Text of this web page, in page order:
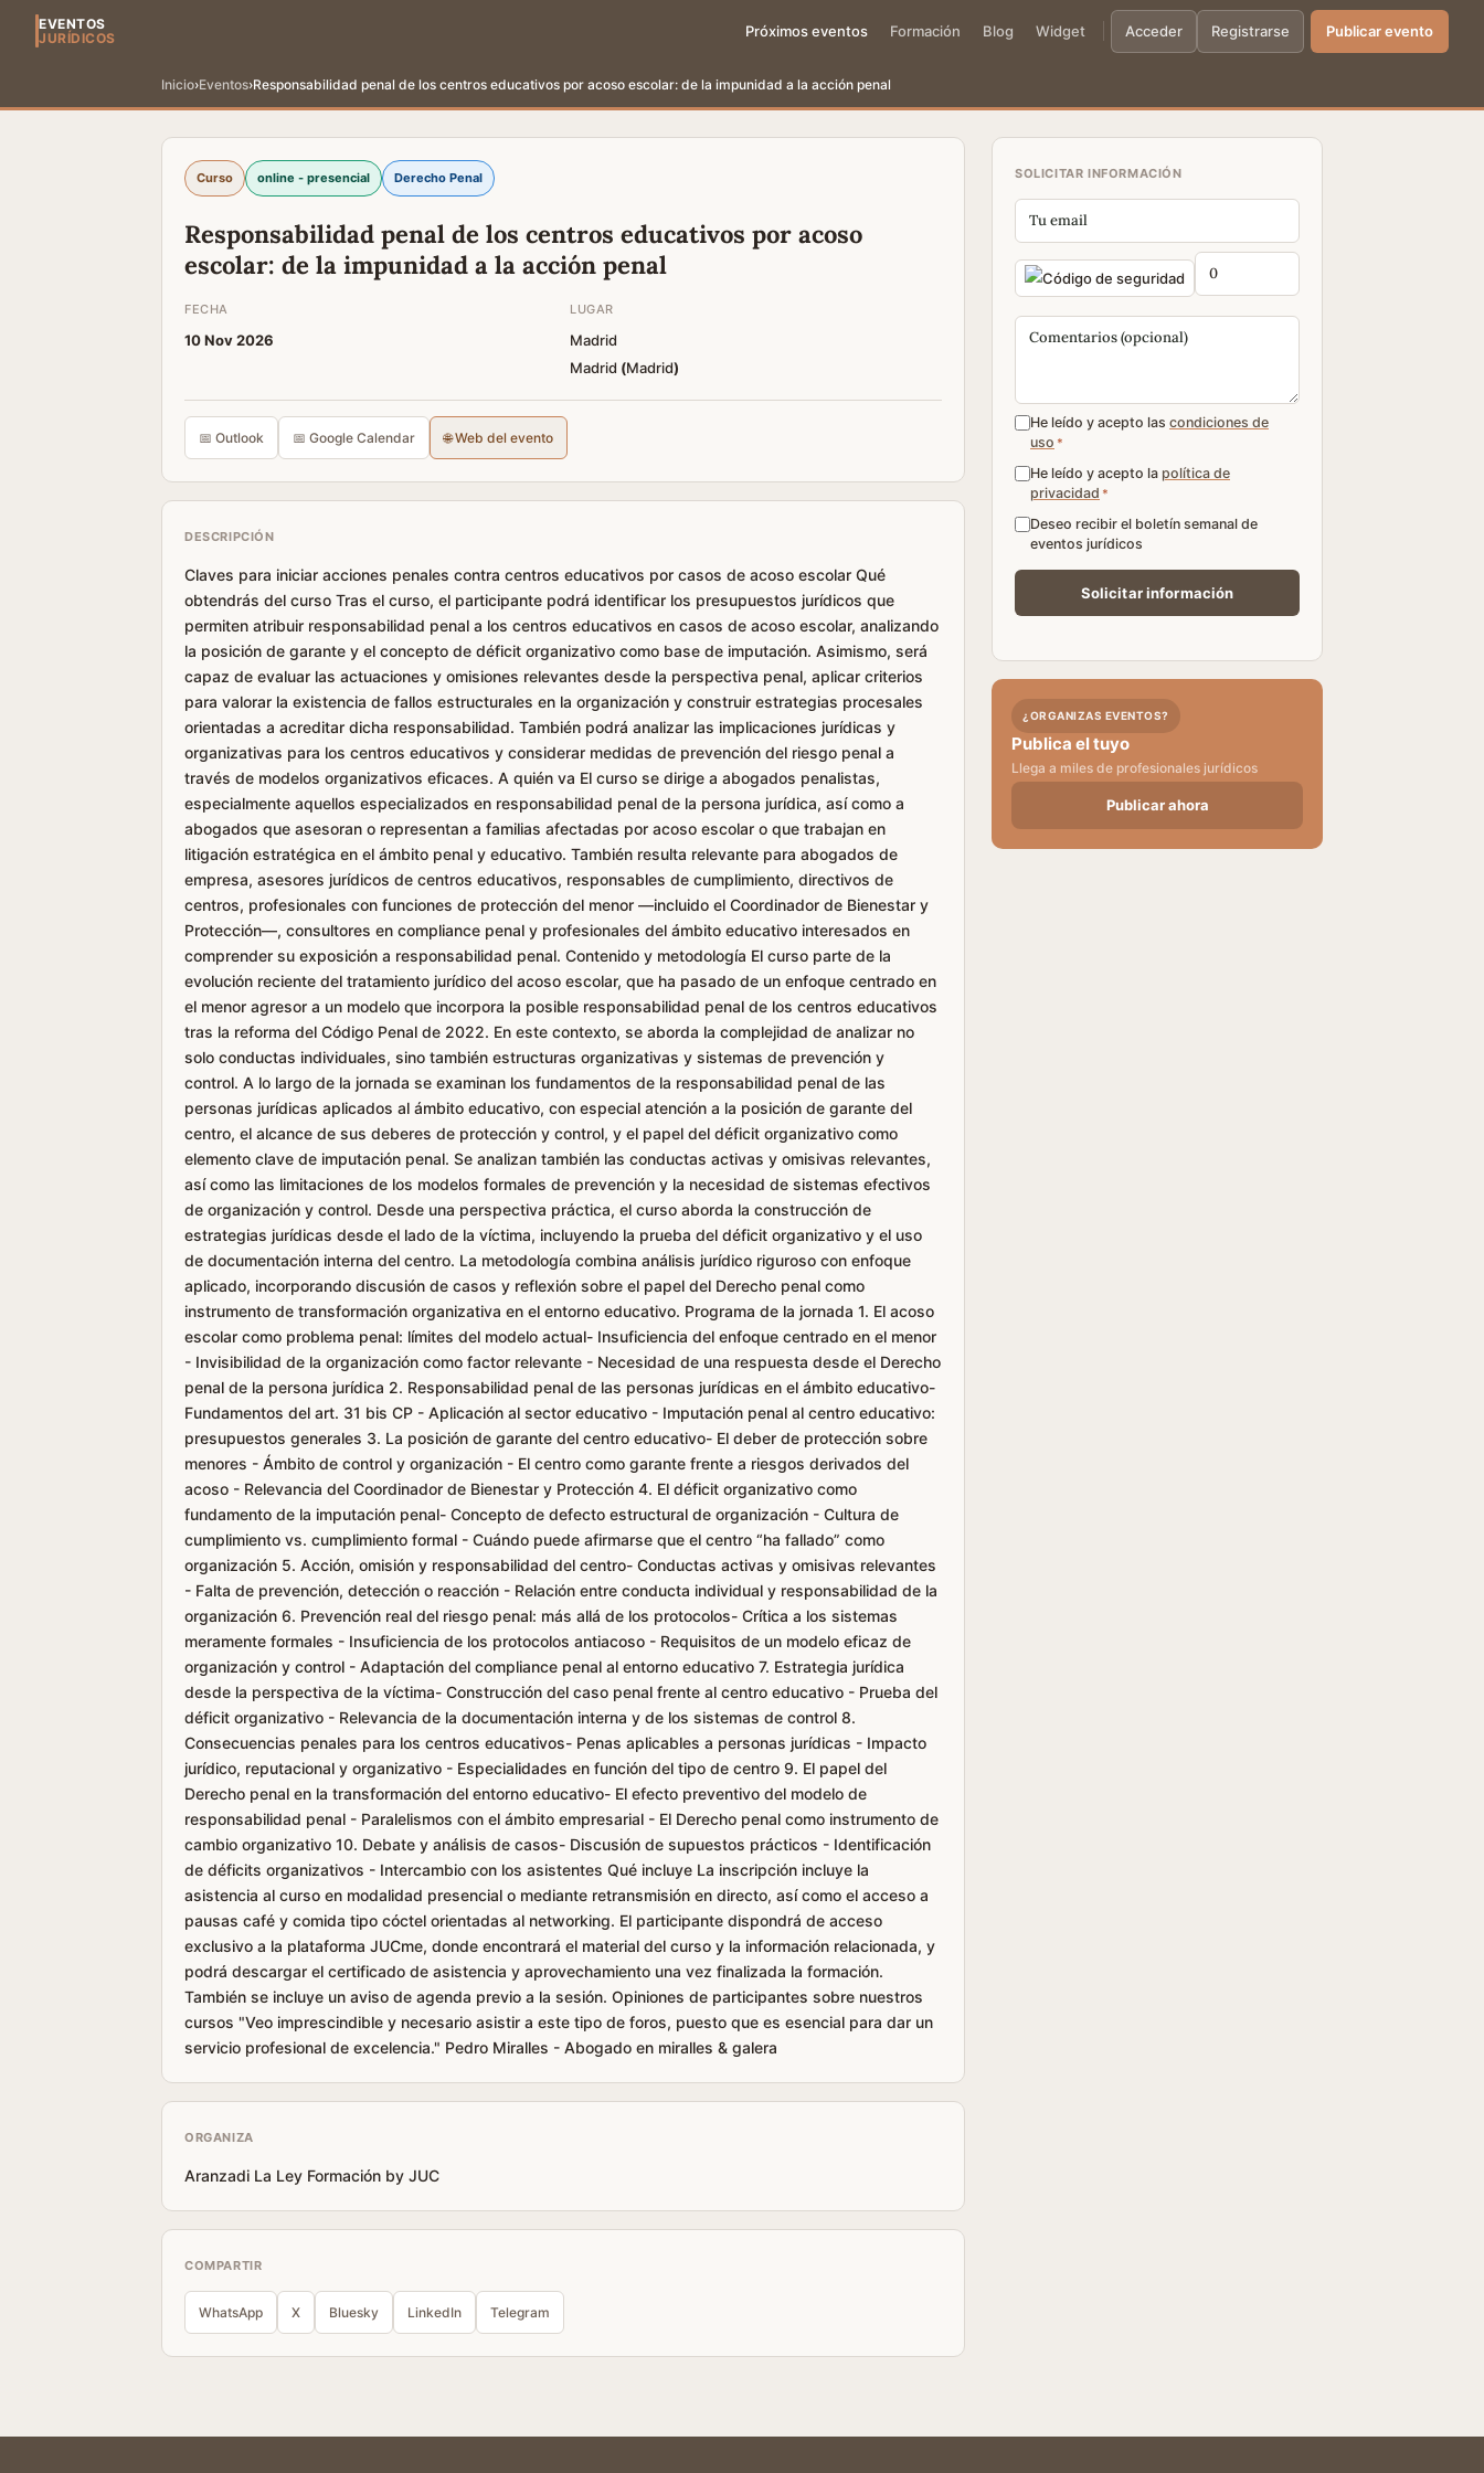
EVENTOS
JURÍDICOS
Próximos eventos Formación Blog Widget Acceder Registrarse Publicar evento
Inicio›Eventos›Responsabilidad penal de los centros educativos por acoso escolar: de la impunidad a la acción penal
Curso online - presencial Derecho Penal
Responsabilidad penal de los centros educativos por acoso
escolar: de la impunidad a la acción penal
FECHA
10 Nov 2026
LUGAR
Madrid
Madrid (Madrid)
📅 Outlook 📅 Google Calendar 🌐 Web del evento
DESCRIPCIÓN
Claves para iniciar acciones penales contra centros educativos por casos de acoso escolar Qué
obtendrás del curso Tras el curso, el participante podrá identificar los presupuestos jurídicos que
permiten atribuir responsabilidad penal a los centros educativos en casos de acoso escolar, analizando
la posición de garante y el concepto de déficit organizativo como base de imputación. Asimismo, será
capaz de evaluar las actuaciones y omisiones relevantes desde la perspectiva penal, aplicar criterios
para valorar la existencia de fallos estructurales en la organización y construir estrategias procesales
orientadas a acreditar dicha responsabilidad. También podrá analizar las implicaciones jurídicas y
organizativas para los centros educativos y considerar medidas de prevención del riesgo penal a
través de modelos organizativos eficaces. A quién va El curso se dirige a abogados penalistas,
especialmente aquellos especializados en responsabilidad penal de la persona jurídica, así como a
abogados que asesoran o representan a familias afectadas por acoso escolar o que trabajan en
litigación estratégica en el ámbito penal y educativo. También resulta relevante para abogados de
empresa, asesores jurídicos de centros educativos, responsables de cumplimiento, directivos de
centros, profesionales con funciones de protección del menor —incluido el Coordinador de Bienestar y
Protección—, consultores en compliance penal y profesionales del ámbito educativo interesados en
comprender su exposición a responsabilidad penal. Contenido y metodología El curso parte de la
evolución reciente del tratamiento jurídico del acoso escolar, que ha pasado de un enfoque centrado en
el menor agresor a un modelo que incorpora la posible responsabilidad penal de los centros educativos
tras la reforma del Código Penal de 2022. En este contexto, se aborda la complejidad de analizar no
solo conductas individuales, sino también estructuras organizativas y sistemas de prevención y
control. A lo largo de la jornada se examinan los fundamentos de la responsabilidad penal de las
personas jurídicas aplicados al ámbito educativo, con especial atención a la posición de garante del
centro, el alcance de sus deberes de protección y control, y el papel del déficit organizativo como
elemento clave de imputación penal. Se analizan también las conductas activas y omisivas relevantes,
así como las limitaciones de los modelos formales de prevención y la necesidad de sistemas efectivos
de organización y control. Desde una perspectiva práctica, el curso aborda la construcción de
estrategias jurídicas desde el lado de la víctima, incluyendo la prueba del déficit organizativo y el uso
de documentación interna del centro. La metodología combina análisis jurídico riguroso con enfoque
aplicado, incorporando discusión de casos y reflexión sobre el papel del Derecho penal como
instrumento de transformación organizativa en el entorno educativo. Programa de la jornada 1. El acoso
escolar como problema penal: límites del modelo actual- Insuficiencia del enfoque centrado en el menor
- Invisibilidad de la organización como factor relevante - Necesidad de una respuesta desde el Derecho
penal de la persona jurídica 2. Responsabilidad penal de las personas jurídicas en el ámbito educativo-
Fundamentos del art. 31 bis CP - Aplicación al sector educativo - Imputación penal al centro educativo:
presupuestos generales 3. La posición de garante del centro educativo- El deber de protección sobre
menores - Ámbito de control y organización - El centro como garante frente a riesgos derivados del
acoso - Relevancia del Coordinador de Bienestar y Protección 4. El déficit organizativo como
fundamento de la imputación penal- Concepto de defecto estructural de organización - Cultura de
cumplimiento vs. cumplimiento formal - Cuándo puede afirmarse que el centro “ha fallado” como
organización 5. Acción, omisión y responsabilidad del centro- Conductas activas y omisivas relevantes
- Falta de prevención, detección o reacción - Relación entre conducta individual y responsabilidad de la
organización 6. Prevención real del riesgo penal: más allá de los protocolos- Crítica a los sistemas
meramente formales - Insuficiencia de los protocolos antiacoso - Requisitos de un modelo eficaz de
organización y control - Adaptación del compliance penal al entorno educativo 7. Estrategia jurídica
desde la perspectiva de la víctima- Construcción del caso penal frente al centro educativo - Prueba del
déficit organizativo - Relevancia de la documentación interna y de los sistemas de control 8.
Consecuencias penales para los centros educativos- Penas aplicables a personas jurídicas - Impacto
jurídico, reputacional y organizativo - Especialidades en función del tipo de centro 9. El papel del
Derecho penal en la transformación del entorno educativo- El efecto preventivo del modelo de
responsabilidad penal - Paralelismos con el ámbito empresarial - El Derecho penal como instrumento de
cambio organizativo 10. Debate y análisis de casos- Discusión de supuestos prácticos - Identificación
de déficits organizativos - Intercambio con los asistentes Qué incluye La inscripción incluye la
asistencia al curso en modalidad presencial o mediante retransmisión en directo, así como el acceso a
pausas café y comida tipo cóctel orientadas al networking. El participante dispondrá de acceso
exclusivo a la plataforma JUCme, donde encontrará el material del curso y la información relacionada, y
podrá descargar el certificado de asistencia y aprovechamiento una vez finalizada la formación.
También se incluye un aviso de agenda previo a la sesión. Opiniones de participantes sobre nuestros
cursos "Veo imprescindible y necesario asistir a este tipo de foros, puesto que es esencial para dar un
servicio profesional de excelencia." Pedro Miralles - Abogado en miralles & galera
ORGANIZA
Aranzadi La Ley Formación by JUC
COMPARTIR
WhatsApp X Bluesky LinkedIn Telegram
SOLICITAR INFORMACIÓN
He leído y acepto las condiciones de
uso *
He leído y acepto la política de
privacidad *
Deseo recibir el boletín semanal de
eventos jurídicos
¿ORGANIZAS EVENTOS?
Publica el tuyo
Llega a miles de profesionales jurídicos
Publicar ahora